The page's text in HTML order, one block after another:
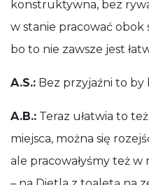
konstruktywna, bez
w stanie pracować obok
bo to nie zawsze jest
A.S.: Bez przyjaźni to by
A.B.: Teraz ułatwia to
miejsca, można się
ale pracowałyśmy też